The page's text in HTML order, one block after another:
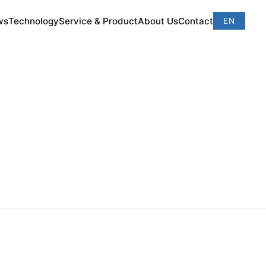
TechnologyService & ProductAbout UsContact EN